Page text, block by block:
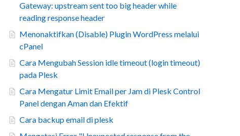
Gateway: upstream sent too big header while
reading response header
Menonaktifkan (Disable) Plugin WordPress melalui
cPanel
Cara Mengubah Session idle timeout (login timeout)
pada Plesk
Cara Mengatur Limit Email per Jam di Plesk Control
Panel dengan Aman dan Efektif
Cara backup email di plesk